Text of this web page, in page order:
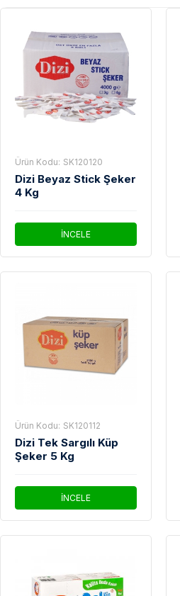
Ürün Kodu: SK120120
Dizi Beyaz Stick Şeker
4 Kg
İNCELE
Ürün Kodu: SK120112
Dizi Tek Sargılı Küp
Şeker 5 Kg
İNCELE